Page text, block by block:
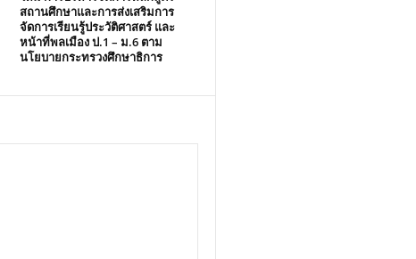
สถานศึกษาและการส่งเสริมการ
จัดการเรียนรู้ประวัติศาสตร์ และ
หน้าที่พลเมือง ป.1 – ม.6 ตาม
นโยบายกระทรวงศึกษาธิการ